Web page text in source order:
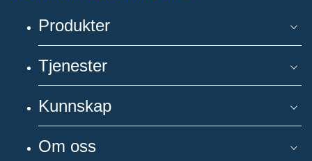
Produkter
Tjenester
Kunnskap
Om oss